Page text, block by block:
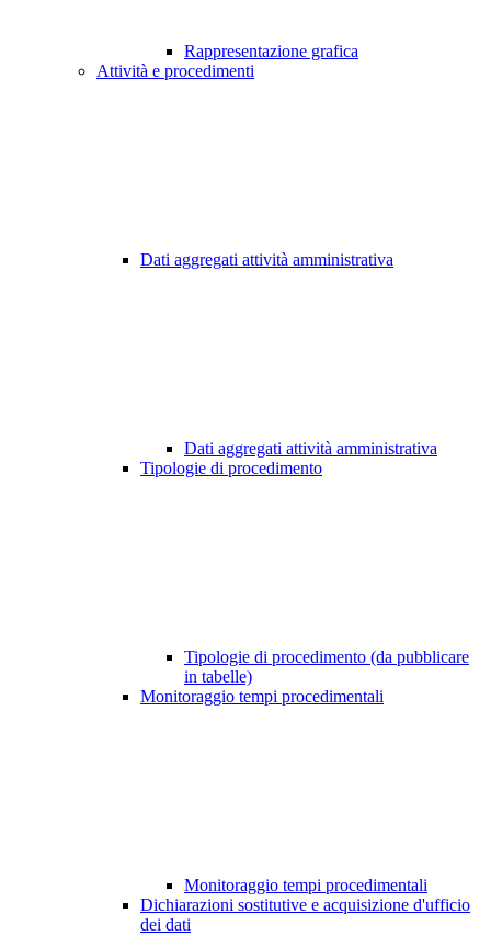
Rappresentazione grafica
Attività e procedimenti
Dati aggregati attività amministrativa
Dati aggregati attività amministrativa
Tipologie di procedimento
Tipologie di procedimento (da pubblicare
in tabelle)
Monitoraggio tempi procedimentali
Monitoraggio tempi procedimentali
Dichiarazioni sostitutive e acquisizione d'ufficio
dei dati